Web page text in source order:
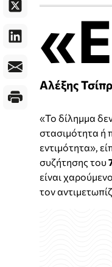
«Ε
Αλέξης
«Το δίλημμα
στασιμότητα ή
εντιμότητα»,
συζήτησης του
είναι
τον